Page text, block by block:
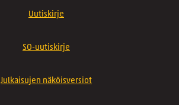
Uutiskirje
SO-uutiskirje
Julkaisujen näköisversiot